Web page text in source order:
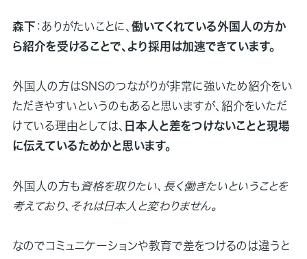
森下 ：ありがたいことに、 働いてくれている外国人の方か
ら紹介を受けることで、より採用は加速できています。
外国人の方はSNSのつながりが非常に強いため紹介をい
ただきやすいというのもあると思いますが、紹介をいただ
けている理由としては、 日本人と差をつけないことと現場
に伝えているためかと思います。
外国人の方も 資格を取りたい、長く働きたいということを
考えており、それは日本人と変わりません。
なのでコミュニケーションや教育で差をつけるのは違うと